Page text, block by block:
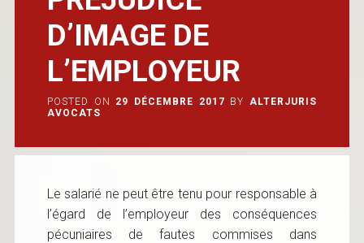
D’IMAGE DE
L’EMPLOYEUR
POSTED ON 29 DÉCEMBRE 2017 BY ALTERJURIS
AVOCATS
Le salarié ne peut être tenu pour responsable à
l’égard de l’employeur des conséquences
pécuniaires de fautes commises dans